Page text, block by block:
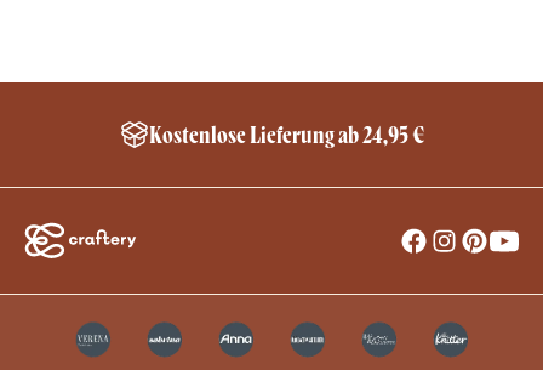
Schneller Versand innerhalb Deutschland*